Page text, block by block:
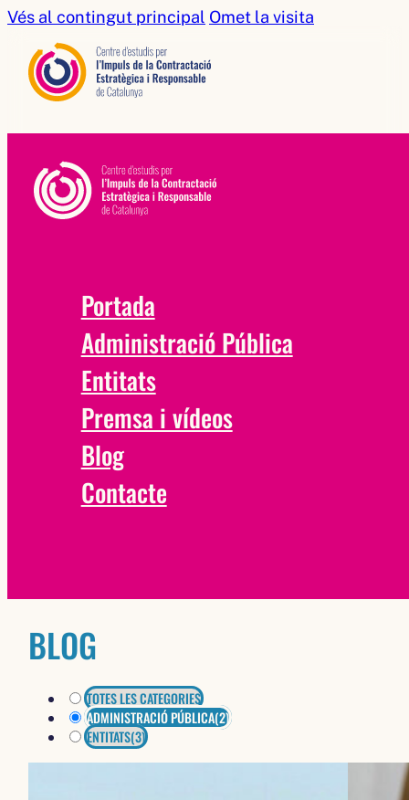
Vés al contingut principal Omet la visita
Portada
Administració Pública
Entitats
Premsa i vídeos
Blog
Contacte
BLOG
TOTES LES CATEGORIES
ADMINISTRACIÓ PÚBLICA(2)
ENTITATS(3)